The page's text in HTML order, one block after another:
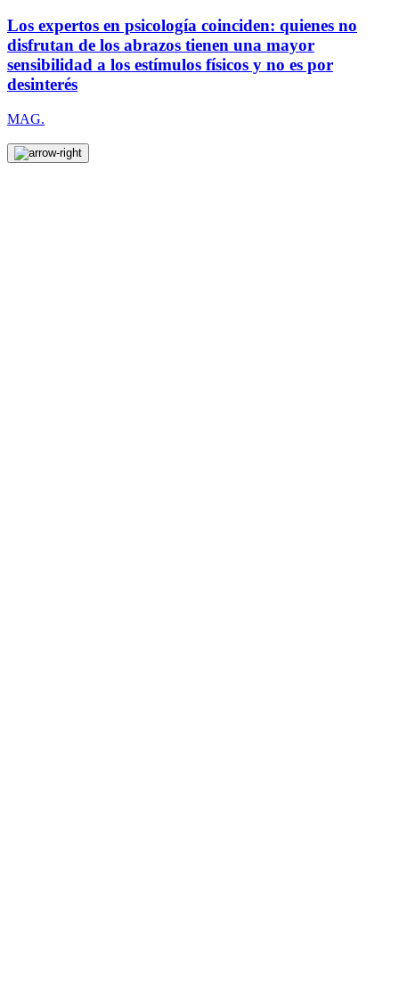
Los expertos en psicología coinciden: quienes no
disfrutan de los abrazos tienen una mayor
sensibilidad a los estímulos físicos y no es por
desinterés
MAG.